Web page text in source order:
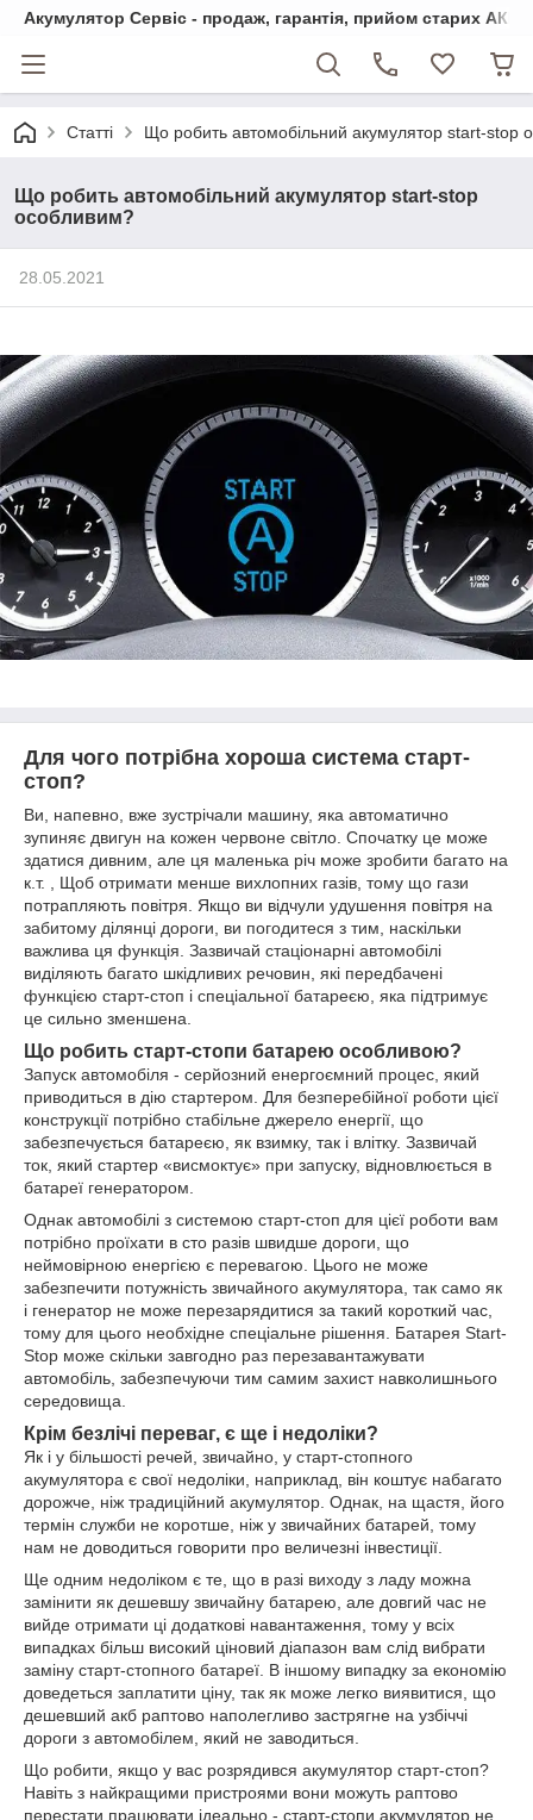
Акумулятор Сервіс - продаж, гарантія, прийом старих АКБ
Статті Що робить автомобільний акумулятор start-stop
Що робить автомобільний акумулятор start-stop
особливим?
28.05.2021
Для чого потрібна хороша система старт-
стоп?
Ви, напевно, вже зустрічали машину, яка автоматично
зупиняє двигун на кожен червоне світло. Спочатку це може
здатися дивним, але ця маленька річ може зробити багато на
к.т. , Щоб отримати менше вихлопних газів, тому що гази
потрапляють повітря. Якщо ви відчули удушення повітря на
забитому ділянці дороги, ви погодитеся з тим, наскільки
важлива ця функція. Зазвичай стаціонарні автомобілі
виділяють багато шкідливих речовин, які передбачені
функцією старт-стоп і спеціальної батареєю, яка підтримує
це сильно зменшена.
Що робить старт-стопи батарею особливою?
Запуск автомобіля - серйозний енергоємний процес, який
приводиться в дію стартером. Для безперебійної роботи цієї
конструкції потрібно стабільне джерело енергії, що
забезпечується батареєю, як взимку, так і влітку. Зазвичай
ток, який стартер «висмоктує» при запуску, відновлюється в
батареї генератором.
Однак автомобілі з системою старт-стоп для цієї роботи вам
потрібно проїхати в сто разів швидше дороги, що
неймовірною енергією є перевагою. Цього не може
забезпечити потужність звичайного акумулятора, так само як
і генератор не може перезарядитися за такий короткий час,
тому для цього необхідне спеціальне рішення. Батарея Start-
Stop може скільки завгодно раз перезавантажувати
автомобіль, забезпечуючи тим самим захист навколишнього
середовища.
Крім безлічі переваг, є ще і недоліки?
Як і у більшості речей, звичайно, у старт-стопного
акумулятора є свої недоліки, наприклад, він коштує набагато
дорожче, ніж традиційний акумулятор. Однак, на щастя, його
термін служби не коротше, ніж у звичайних батарей, тому
нам не доводиться говорити про величезні інвестиції.
Ще одним недоліком є ​​те, що в разі виходу з ладу можна
замінити як дешевшу звичайну батарею, але довгий час не
вийде отримати ці додаткові навантаження, тому у всіх
випадках більш високий ціновий діапазон вам слід вибрати
заміну старт-стопного батареї. В іншому випадку за економію
доведеться заплатити ціну, так як може легко виявитися, що
дешевший акб раптово наполегливо застрягне на узбіччі
дороги з автомобілем, який не заводиться.
Що робити, якщо у вас розрядився акумулятор старт-стоп?
Навіть з найкращими пристроями вони можуть раптово
перестати працювати ідеально - старт-стопи акумулятор не